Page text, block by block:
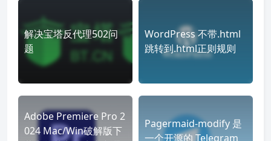
解决宝塔反代理502问
题
WordPress 不带.html
跳转到.html正则规则
Adobe Premiere Pro 2
024 Mac/Win破解版下
Pagermaid-modify 是
一个开源的 Telegram